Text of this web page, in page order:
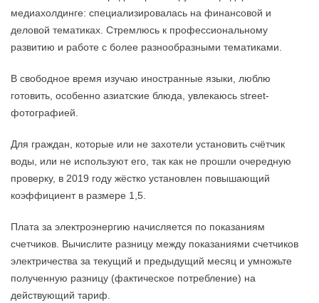
медиахолдинге: специализировалась на финансовой и
деловой тематиках. Стремлюсь к профессиональному
развитию и работе с более разнообразными тематиками.
В свободное время изучаю иностранные языки, люблю
готовить, особенно азиатские блюда, увлекаюсь street-
фотографией.
Для граждан, которые или не захотели установить счётчик
воды, или не используют его, так как не прошли очередную
проверку, в 2019 году жёстко установлен повышающий
коэффициент в размере 1,5.
Плата за электроэнергию начисляется по показаниям
счетчиков. Вычислите разницу между показаниями счетчиков
электричества за текущий и предыдущий месяц и умножьте
полученную разницу (фактическое потребление) на
действующий тариф.